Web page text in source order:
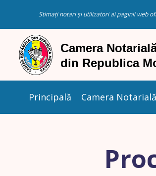
Stimați notari și utilizatori ai paginii web
Principală Camera Notarială